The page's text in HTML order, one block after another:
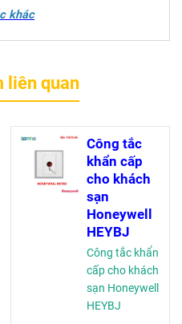
khác
liên quan
Công tắc
khẩn cấp
cho khách
sạn
Honeywell
HEYBJ
Công tắc khẩn
cấp cho khách
sạn Honeywell
HEYBJ